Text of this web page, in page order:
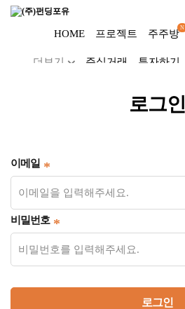
HOME 프로젝트 주주방
N
더보기 주식거래 투자하기
로그인
이메일
비밀번호
로그인